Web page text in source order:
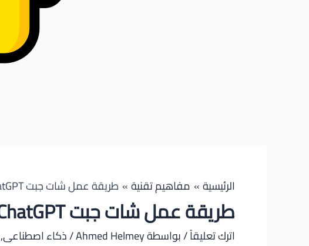
الرئيسية مفاهيم تقنية طريقة عمل شات جبت ChatGPT
طريقة عمل شات جبت ChatGPT
اترك تعليقاً/ بواسطةAhmed Helmey
/ذكاء اصطناعى,